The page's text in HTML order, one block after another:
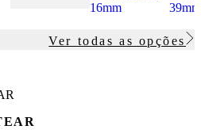
Ver todas as opções